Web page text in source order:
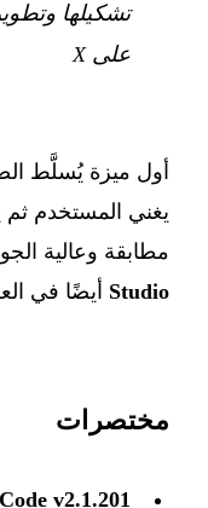
تشكيلها
على X
أول ميزة يُسلَّط
يغني المستخدم
مطابقة وعالية
Studio أيضًا في
مختصرات
v2.1.201